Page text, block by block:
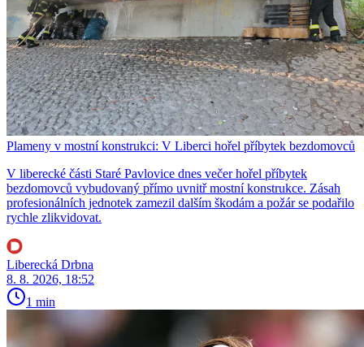
Plameny v mostní konstrukci: V Liberci hořel příbytek bezdomovců
V liberecké části Staré Pavlovice dnes večer hořel příbytek
bezdomovců vybudovaný přímo uvnitř mostní konstrukce. Zásah
profesionálních jednotek zamezil dalším škodám a požár se podařilo
rychle zlikvidovat.
Liberecká Drbna
8. 8. 2026, 18:52
1 min